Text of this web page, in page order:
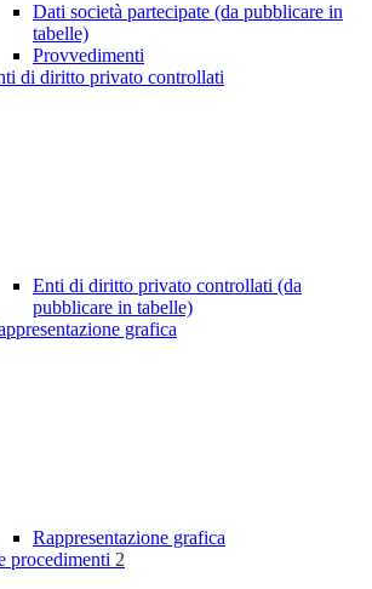
Dati società partecipate (da pubblicare in
tabelle)
Provvedimenti
di diritto privato controllati
Enti di diritto privato controllati (da
pubblicare in tabelle)
grafica
Rappresentazione grafica
procedimenti 2